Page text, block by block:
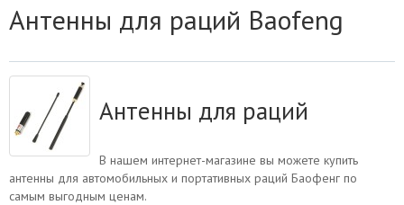
Антенны для раций Baofeng
Антенны для раций
В нашем интернет-магазине вы можете купить
антенны для автомобильных и портативных раций Баофенг по
самым выгодным ценам.